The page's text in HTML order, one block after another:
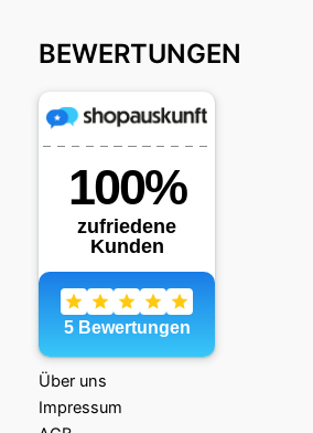
BEWERTUNGEN
Über uns
Impressum